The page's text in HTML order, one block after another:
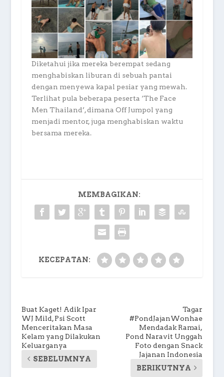
Diketahui jika mereka berempat sedang
menghabiskan liburan di sebuah pantai
dengan menyewa kapal pesiar yang mewah.
Terlihat pula beberapa peserta ‘The Face
Men Thailand’, dimana Off Jumpol yang
menjadi mentor, juga menghabiskan waktu
bersama mereka.
MEMBAGIKAN:
KECEPATAN:
Buat Kaget! Adik Ipar
WJ Mild, Psi Scott
Menceritakan Masa
Kelam yang Dilakukan
Keluarganya
SEBELUMNYA
Tagar
#PondJajanWonhae
Mendadak Ramai,
Pond Naravit Unggah
Foto dengan Snack
Jajanan Indonesia
BERIKUTNYA